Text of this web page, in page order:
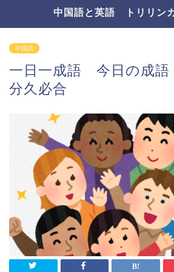
中国語と英語 トリリン
中国語
一日一成語 今日の成語
分久必合